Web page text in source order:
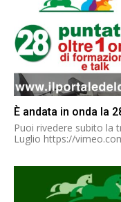
È andata in onda la
Puoi rivedere subito la